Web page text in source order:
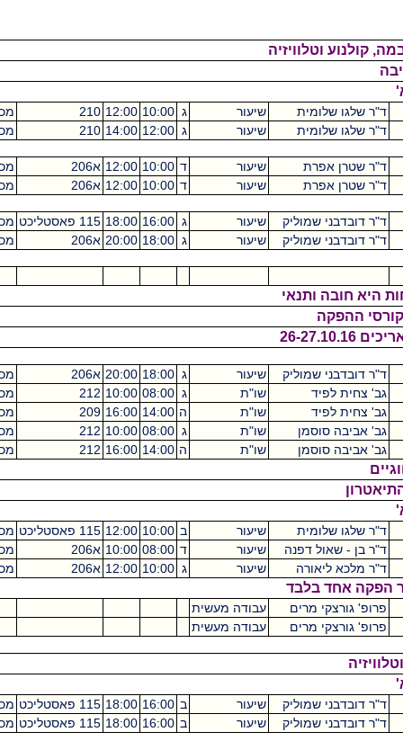
וטלוויזיה
שלומית שיעור 10:00
12:00
210
2
שלומית
שיעור 12:00
14:00
210
2
אפרת שיעור 10:00
12:00 א206
2
אפרת
שיעור 10:00
12:00 א206 2
שמוליק שיעור 16:00
18:00 115 פאסטליכט מכסיקו
2
שמוליק
שיעור 18:00
20:00 א206 2
חובה ותנאי
ההפקה
שמוליק שיעור 18:00
20:00 א206
2
לפיד
08:00
10:00
212
0
לפיד
14:00
16:00
209
0
סוסמן
שו"ת 08:00
10:00
212
0
סוסמן
שו"ת 14:00
16:00
212
0
שלומית שיעור 10:00
12:00 115 פאסטליכט מכסיקו
2
- שאול דפנה
שיעור 08:00
10:00 א206
2
ליאורה
שיעור 10:00
12:00 א206 2
אחד בלבד
גורצקי מרים עבודה מעשית
גורצקי מרים
עבודה מעשית
שמוליק שיעור 16:00
18:00 115 פאסטליכט מכסיקו
2
שמוליק
שיעור 16:00
18:00 115 פאסטליכט מכסיקו 2